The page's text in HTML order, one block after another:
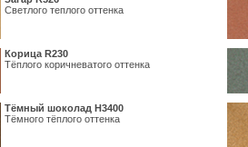
Светлого теплого оттенка
Корица R230
Тёплого коричневатого оттенка
Тёмный шоколад H3400
Тёмного тёплого оттенка